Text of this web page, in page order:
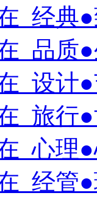
经典
品质
设计
旅行
心理
经管